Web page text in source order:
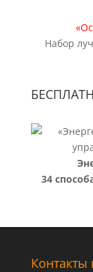
Набор
34
Контакты